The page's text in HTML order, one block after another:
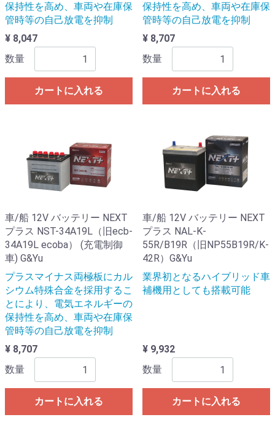
保持性を高め、車両や在庫保
管時等の自己放電を抑制
¥ 8,047
数量
カートに入れる
保持性を高め、車両や在庫保
管時等の自己放電を抑制
¥ 8,707
数量
カートに入れる
車/船 12V バッテリー NEXT
プラス NST-34A19L（旧ecb-
34A19L ecoba） (充電制御
車) G&Yu
プラスマイナス両極板にカル
シウム特殊合金を採用するこ
とにより、電気エネルギーの
保持性を高め、車両や在庫保
管時等の自己放電を抑制
¥ 8,707
数量
カートに入れる
車/船 12V バッテリー NEXT
プラス NAL-K-
55R/B19R（旧NP55B19R/K-
42R）G&Yu
業界初となるハイブリッド車
補機用としても搭載可能
¥ 9,932
数量
カートに入れる